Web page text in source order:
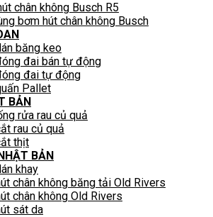
chân không Busch R5
bơm hút chân không Busch
băng keo
đai bán tự động
đai tự động
Pallet
BẢN
rửa rau củ quả
rau củ quả
thịt
BẢN
khay
chân không băng tải Old Rivers
chân không Old Rivers
sát da